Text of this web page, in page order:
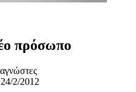
πρόσωπο
2/2012